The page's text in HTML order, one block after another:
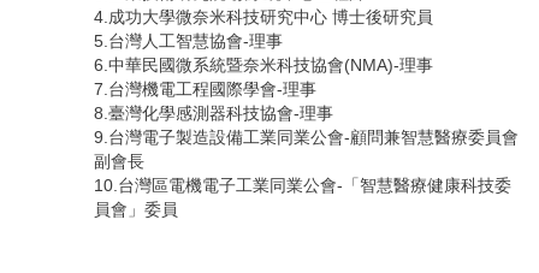
4.成功大學微奈米科技研究中心 博士後研究員
5.台灣人工智慧協會-理事
6.中華民國微系統暨奈米科技協會(NMA)-理事
7.台灣機電工程國際學會-理事
8.臺灣化學感測器科技協會-理事
9.台灣電子製造設備工業同業公會-顧問兼智慧醫療委員會
副會長
10.台灣區電機電子工業同業公會-「智慧醫療健康科技委
員會」委員